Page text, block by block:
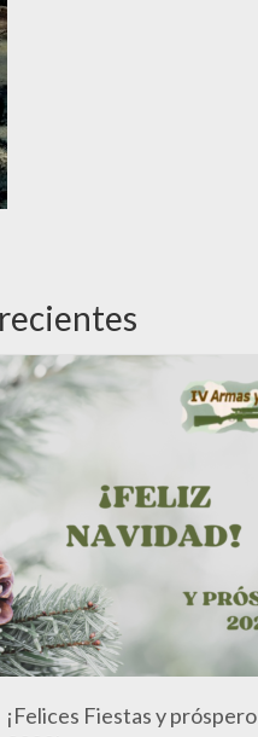
¡Felices Fiestas y próspero